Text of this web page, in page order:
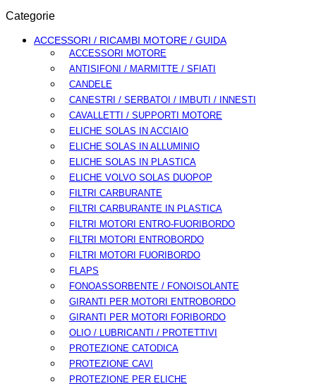
Categorie
ACCESSORI / RICAMBI MOTORE / GUIDA
ACCESSORI MOTORE
ANTISIFONI / MARMITTE / SFIATI
CANDELE
CANESTRI / SERBATOI / IMBUTI / INNESTI
CAVALLETTI / SUPPORTI MOTORE
ELICHE SOLAS IN ACCIAIO
ELICHE SOLAS IN ALLUMINIO
ELICHE SOLAS IN PLASTICA
ELICHE VOLVO SOLAS DUOPOP
FILTRI CARBURANTE
FILTRI CARBURANTE IN PLASTICA
FILTRI MOTORI ENTRO-FUORIBORDO
FILTRI MOTORI ENTROBORDO
FILTRI MOTORI FUORIBORDO
FLAPS
FONOASSORBENTE / FONOISOLANTE
GIRANTI PER MOTORI ENTROBORDO
GIRANTI PER MOTORI FORIBORDO
OLIO / LUBRICANTI / PROTETTIVI
PROTEZIONE CATODICA
PROTEZIONE CAVI
PROTEZIONE PER ELICHE